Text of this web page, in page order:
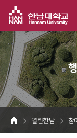
HOME
열린한남 참